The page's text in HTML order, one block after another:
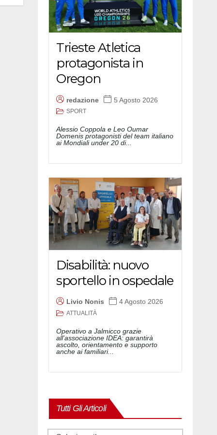
Trieste Atletica
protagonista in
Oregon
redazione 5 Agosto 2026
SPORT
Alessio Coppola e Leo Oumar
Domenis protagonisti del team italiano
ai Mondiali under 20 di...
Disabilità: nuovo
sportello in ospedale
Livio Nonis 4 Agosto 2026
ATTUALITÀ
Operativo a Jalmicco grazie
all'associazione IDEA: garantirà
ascolto, orientamento e supporto
anche ai familiari...
Tutti Gli Articoli